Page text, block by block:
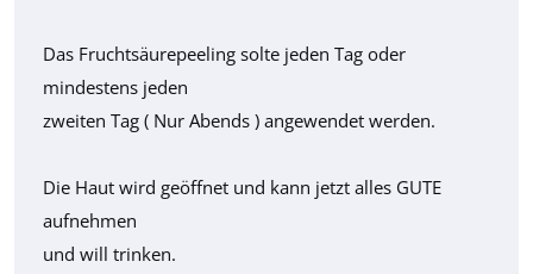
Das Fruchtsäurepeeling solte jeden Tag oder
mindestens jeden
zweiten Tag ( Nur Abends ) angewendet werden.
Die Haut wird geöffnet und kann jetzt alles GUTE
aufnehmen
und will trinken.